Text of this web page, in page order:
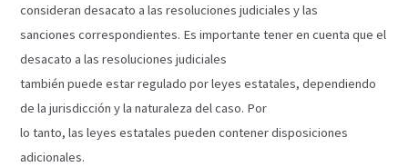
consideran desacato a las resoluciones judiciales y las
sanciones correspondientes. Es importante tener en cuenta que el
desacato a las resoluciones judiciales
también puede estar regulado por leyes estatales, dependiendo
de la jurisdicción y la naturaleza del caso. Por
lo tanto, las leyes estatales pueden contener disposiciones
adicionales.